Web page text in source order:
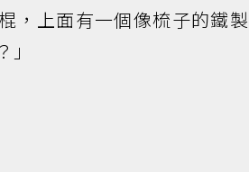
，上面有一個像梳子的鐵